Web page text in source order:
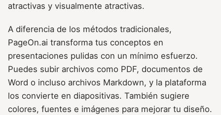
atractivas y visualmente atractivas.
A diferencia de los métodos tradicionales,
PageOn.ai transforma tus conceptos en
presentaciones pulidas con un mínimo esfuerzo.
Puedes subir archivos como PDF, documentos de
Word o incluso archivos Markdown, y la plataforma
los convierte en diapositivas. También sugiere
colores, fuentes e imágenes para mejorar tu diseño.